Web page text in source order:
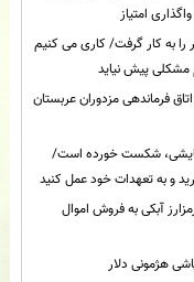
امتیاز
را به کار گرفت/ کاری می کنیم
پیش نیاید
فرماندهی مزدوران عربستان
شکست خورده است/
و به تعهدات خود عمل کنید
آبکی به فروش اموال
هژمونی دلار